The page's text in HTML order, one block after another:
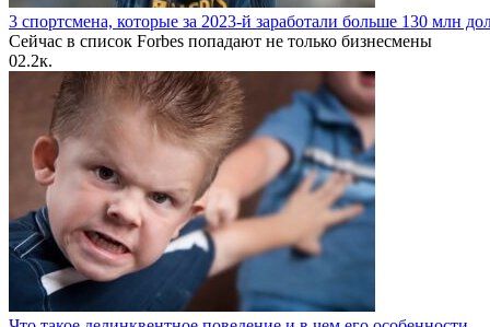
3 спортсмена, которые за 2023-й заработали больше 130 млн
Сейчас в список Forbes попадают не только бизнесмены
02.2к.